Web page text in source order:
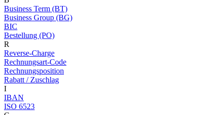
Business Term (BT)
Business Group (BG)
BIC
Bestellung (PO)
R
Reverse-Charge
Rechnungsart-Code
Rechnungsposition
Rabatt / Zuschlag
I
IBAN
ISO 6523